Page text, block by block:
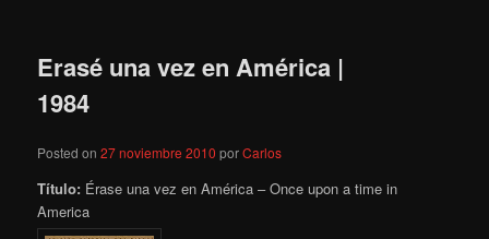
Erasé una vez en América |
1984
Posted on27 noviembre 2010 porCarlos
Título: Érase una vez en América – Once upon a time in
America